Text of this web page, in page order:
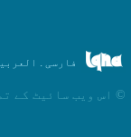
فارسی .
© اس ویب سائیٹ کے